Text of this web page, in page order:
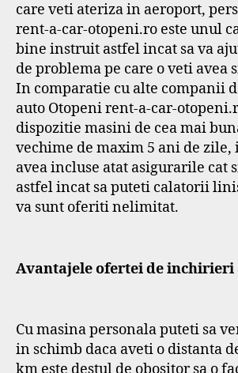
care veti ateriza in aeroport,
rent-a-car-otopeni.ro este unul
bine instruit astfel incat sa va
de problema pe care o veti avea
In comparatie cu alte companii
auto Otopeni rent-a-car-
dispozitie masini de cea mai
vechime de maxim 5 ani de
avea incluse atat asigurarile cat
astfel incat sa puteti calatorii
va sunt oferiti nelimitat.
Avantajele ofertei de inchirieri
Cu masina personala puteti sa
in schimb daca aveti o distanta